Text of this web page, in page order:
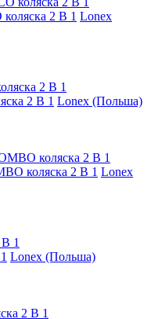
2 В 1 Lonex (Польша)
2 В 1 Lonex (Польша)
коляска 2 В 1 Lonex (Польша)
Lonex (Польша)